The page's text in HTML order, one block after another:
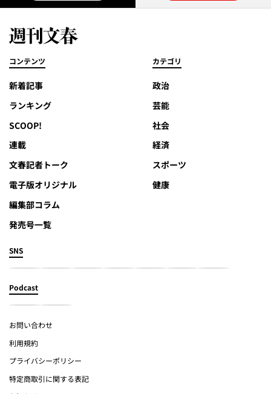
コンテンツ
新着記事
ランキング
SCOOP!
連載
文春記者トーク
電子版オリジナル
編集部コラム
発売号一覧
カテゴリ
政治
芸能
社会
経済
スポーツ
健康
SNS
Podcast
お問い合わせ
利用規約
プライバシーポリシー
特定商取引に関する表記